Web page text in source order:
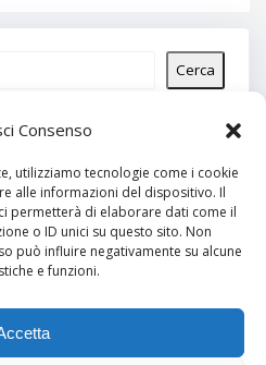
Consenso
utilizziamo tecnologie come i cookie
alle informazioni del dispositivo. Il
permetterà di elaborare dati come il
o ID unici su questo sito. Non
può influire negativamente su alcune
e funzioni.
Cerca
recenti
recenti
da mostrare.
da mostrare.